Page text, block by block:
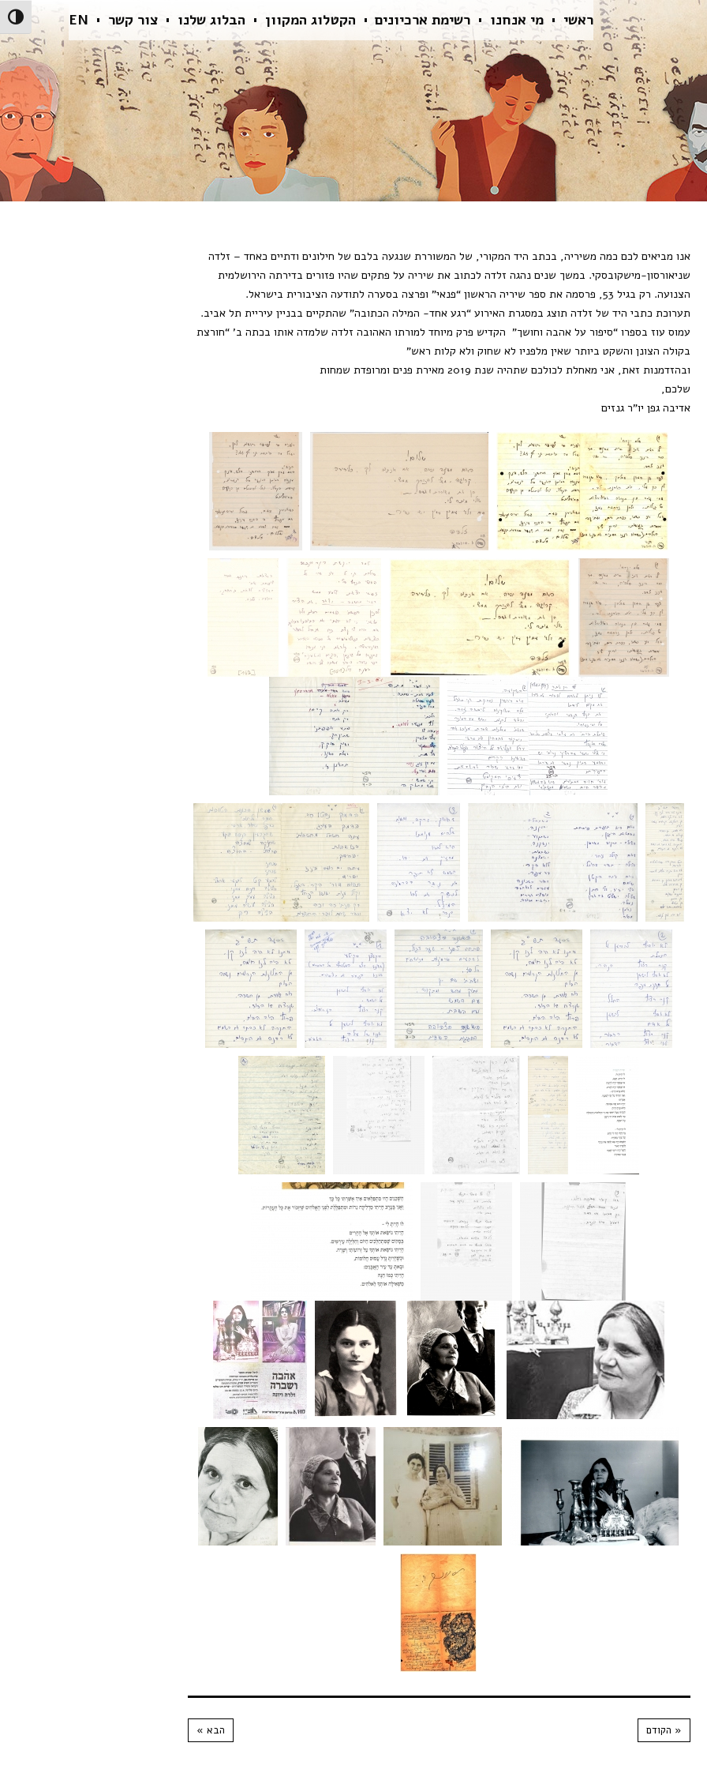
הפעל/ ראשי מי אנחנו רשימת ארכיונים הקטלוג המקוון הבלוג שלנו צור קשר EN
אנו מביאים לכם כמה משיריה, בכתב היד המקורי, של המשוררת שנגעה בלבם של חילונים ודתיים כאחד – זלדה
שניאורסון-מישקובסקי. במשך שנים נהגה זלדה לכתוב את שיריה על פתקים שהיו פזורים בדירתה הירושלמית
הצנועה. רק בגיל 53, פרסמה את ספר שיריה הראשון “פנאי” ופרצה בסערה לתודעה הציבורית בישראל.
תערוכת כתבי היד של זלדה תוצג במסגרת האירוע “רגע אחד- המילה הכתובה” שהתקיים בבניין עיריית תל אביב.
עמוס עוז בספרו “סיפור על אהבה וחושך” הקדיש פרק מיוחד למורתו האהובה זלדה שלמדה אותו בכתה ב’ “חורצת
בקולה הצונן והשקט ביותר שאין מלפניו לא שחוק ולא קלות ראש”
ובהזדמנות זאת, אני מאחלת לכולכם שתהיה שנת 2019 מאירת פנים ומרופדת שמחות
שלכם,
אדיבה גפן יו”ר גנזים
« הקודם הבא »